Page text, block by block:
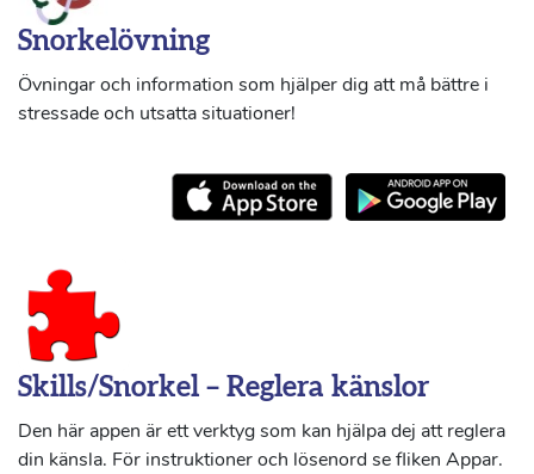
Snorkelövning
Övningar och information som hjälper dig att må bättre i
stressade och utsatta situationer!
Skills/Snorkel – Reglera känslor
Den här appen är ett verktyg som kan hjälpa dej att reglera
din känsla. För instruktioner och lösenord se fliken Appar.